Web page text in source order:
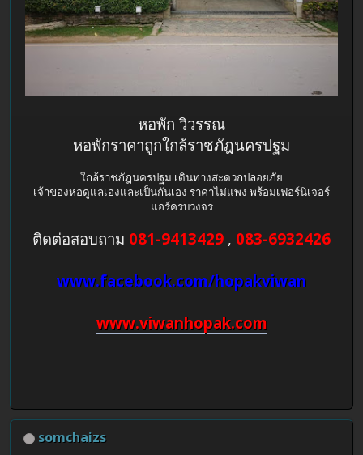
หอพัก วิวรรณ
หอพักราคาถูกใกล้ราชภัฎนครปฐม
ใกล้ราชภัฎนครปฐม เดินทางสะดวกปลอยภัย
เจ้าของหอดูแลเองและเป็นกันเอง ราคาไม่แพง พร้อมเฟอร์นิเจอร์
แอร์ครบวงจร
ติดต่อสอบถาม 081-9413429 , 083-6932426
www.facebook.com/hopakviwan
www.viwanhopak.com
somchaizs